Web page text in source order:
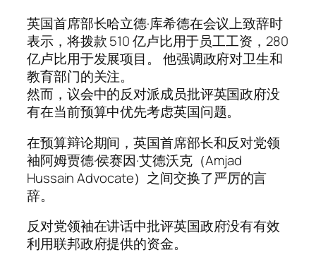
英国首席部长哈立德·库希德在会议上致辞时
表示，将拨款 510 亿卢比用于员工工资，280
亿卢比用于发展项目。 他强调政府对卫生和
教育部门的关注。
然而，议会中的反对派成员批评英国政府没
有在当前预算中优先考虑英国问题。
在预算辩论期间，英国首席部长和反对党领
袖阿姆贾德·侯赛因·艾德沃克（Amjad
Hussain Advocate）之间交换了严厉的言
辞。
反对党领袖在讲话中批评英国政府没有有效
利用联邦政府提供的资金。